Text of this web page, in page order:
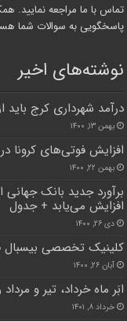
تماس با ما مراجعه نمایید.
پاسخگویی به سوالات شما
نوشته‌های اخیر
درآمد شهرداری کرج باید از محل
بهمن ۱۳, ۱۴۰۰
افزایش فوتی‌های کرونا در البرز؛ ۶ خانواده
بهمن ۲۲, ۱۴۰۰
افزایش می‌یابد + جدول
دی ۲۶, ۱۴۰۰
کلینیک تخصصی بیسبال
آبان ۲۶, ۱۴۰۰
ابَر ماه خرداد، تیر و
خرداد ۸, ۱۴۰۱